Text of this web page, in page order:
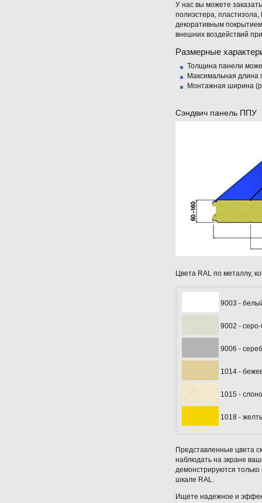
У нас вы можете
полиэстера,
декоративным
внешних воздействий
Размерные
Толщина панели
Максимальная длина
Монтажная ширина
Сэндвич панель ППУ
Цвета RAL по металлу,
9003 -
9002 -
9006 -
1014 -
1015 -
1018 -
Представленные цвета
наблюдать на экране
демонстрируются только
шкале RAL.
Ищете надежное и